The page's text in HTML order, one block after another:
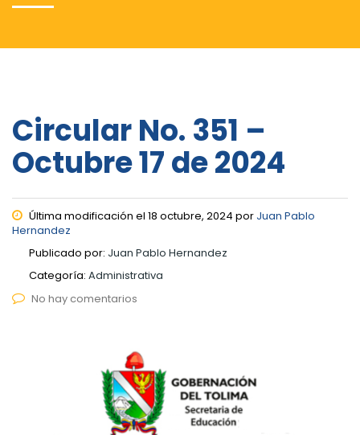
Circular No. 351 –
Octubre 17 de 2024
Última modificación el 18 octubre, 2024 por Juan Pablo
Hernandez
Publicado por: Juan Pablo Hernandez
Categoría: Administrativa
No hay comentarios